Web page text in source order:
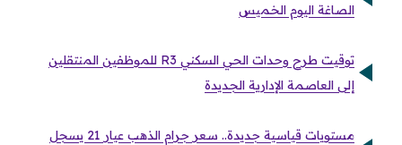
الصاغة اليوم الخميس
توقيت طرح وحدات الحي السكني R3 للموظفين المنتقلين
إلى العاصمة الإدارية الجديدة
مستويات قياسية جديدة.. سعر جرام الذهب عيار 21 يسجل